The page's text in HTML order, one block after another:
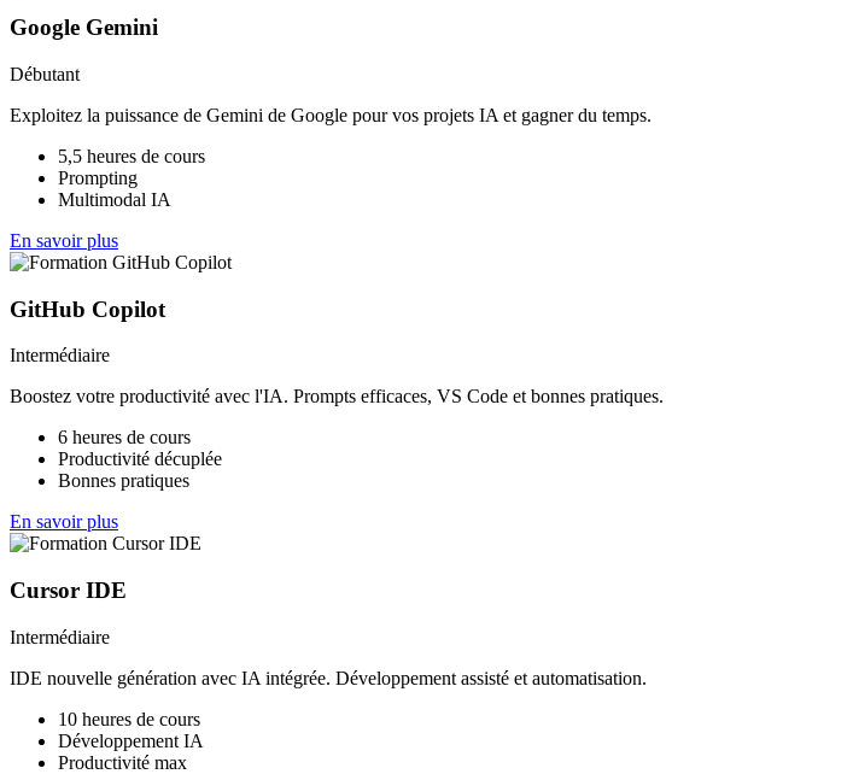
Google Gemini
Débutant
Exploitez la puissance de Gemini de Google pour vos projets IA et gagner du temps.
5,5 heures de cours
Prompting
Multimodal IA
En savoir plus
GitHub Copilot
Intermédiaire
Boostez votre productivité avec l'IA. Prompts efficaces, VS Code et bonnes pratiques.
6 heures de cours
Productivité décuplée
Bonnes pratiques
En savoir plus
Cursor IDE
Intermédiaire
IDE nouvelle génération avec IA intégrée. Développement assisté et automatisation.
10 heures de cours
Développement IA
Productivité max